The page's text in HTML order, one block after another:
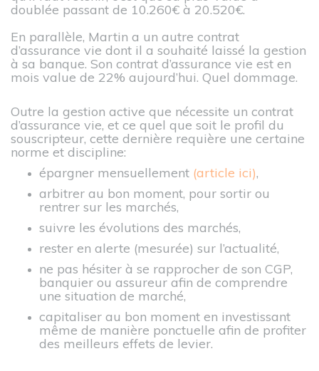
doublée passant de 10.260€ à 20.520€.
En parallèle, Martin a un autre contrat
d’assurance vie dont il a souhaité laissé la gestion
à sa banque. Son contrat d’assurance vie est en
mois value de 22% aujourd’hui. Quel dommage.
Outre la gestion active que nécessite un contrat
d’assurance vie, et ce quel que soit le profil du
souscripteur, cette dernière requière une certaine
norme et discipline:
épargner mensuellement (article ici),
arbitrer au bon moment, pour sortir ou
rentrer sur les marchés,
suivre les évolutions des marchés,
rester en alerte (mesurée) sur l’actualité,
ne pas hésiter à se rapprocher de son CGP,
banquier ou assureur afin de comprendre
une situation de marché,
capitaliser au bon moment en investissant
même de manière ponctuelle afin de profiter
des meilleurs effets de levier.